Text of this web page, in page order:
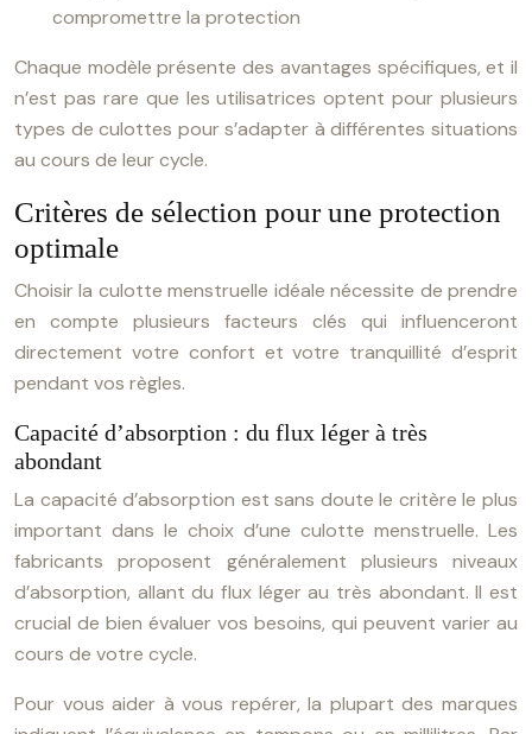
compromettre la protection
Chaque modèle présente des avantages spécifiques, et il
n’est pas rare que les utilisatrices optent pour plusieurs
types de culottes pour s’adapter à différentes situations
au cours de leur cycle.
Critères de sélection pour une protection
optimale
Choisir la culotte menstruelle idéale nécessite de prendre
en compte plusieurs facteurs clés qui influenceront
directement votre confort et votre tranquillité d’esprit
pendant vos règles.
Capacité d’absorption : du flux léger à très
abondant
La capacité d’absorption est sans doute le critère le plus
important dans le choix d’une culotte menstruelle. Les
fabricants proposent généralement plusieurs niveaux
d’absorption, allant du flux léger au très abondant. Il est
crucial de bien évaluer vos besoins, qui peuvent varier au
cours de votre cycle.
Pour vous aider à vous repérer, la plupart des marques